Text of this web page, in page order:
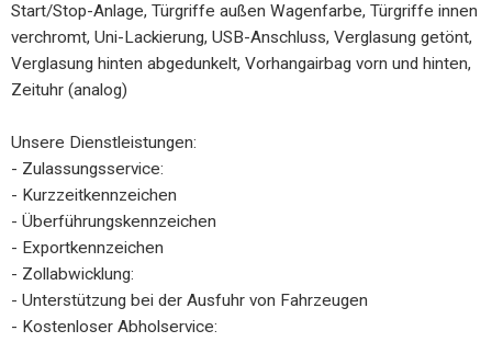
Start/Stop-Anlage, Türgriffe außen Wagenfarbe, Türgriffe innen
verchromt, Uni-Lackierung, USB-Anschluss, Verglasung getönt,
Verglasung hinten abgedunkelt, Vorhangairbag vorn und hinten,
Zeituhr (analog)
Unsere Dienstleistungen:
- Zulassungsservice:
- Kurzzeitkennzeichen
- Überführungskennzeichen
- Exportkennzeichen
- Zollabwicklung:
- Unterstützung bei der Ausfuhr von Fahrzeugen
- Kostenloser Abholservice: